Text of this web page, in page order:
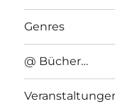
Genres
@ Bücher…